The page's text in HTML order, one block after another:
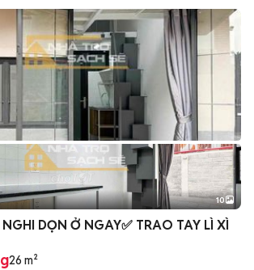
+2
10
DỌN Ở NGAY✅ TRAO TAY LÌ XÌ
26 m²